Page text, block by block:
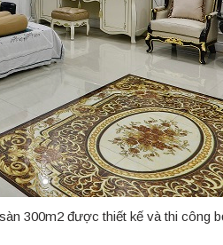
300m2 được thiết kế và thi công